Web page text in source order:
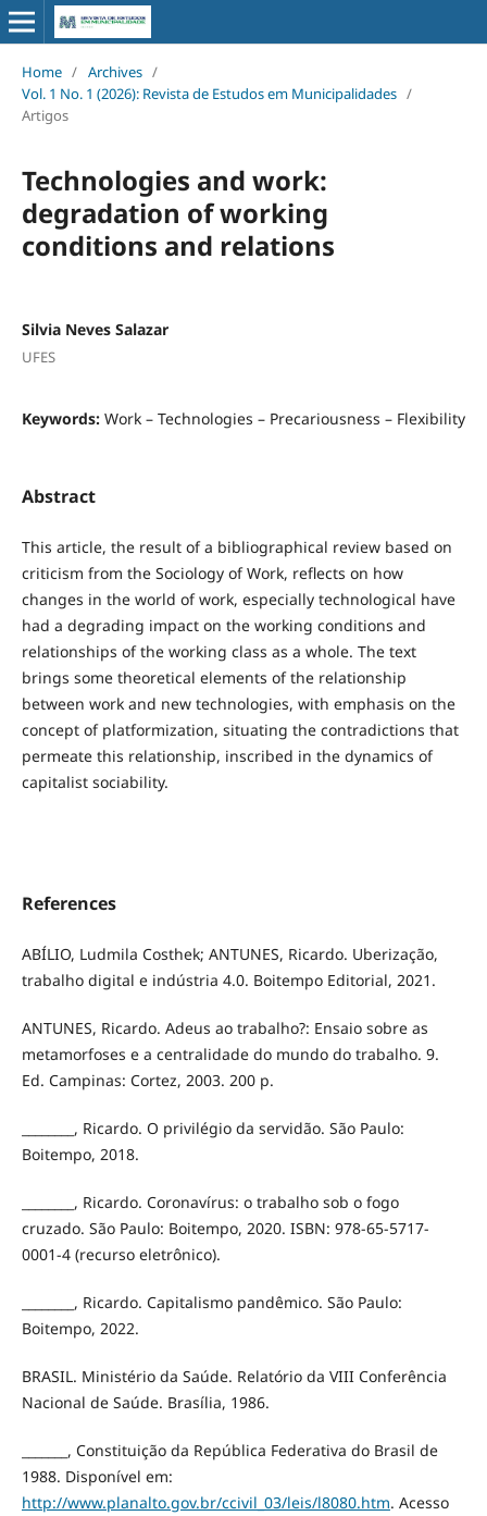
Home / Archives /
Vol. 1 No. 1 (2026): Revista de Estudos em Municipalidades /
Artigos
Technologies and work:
degradation of working
conditions and relations
Silvia Neves Salazar
UFES
Keywords: Work – Technologies – Precariousness – Flexibility
Abstract
This article, the result of a bibliographical review based on
criticism from the Sociology of Work, reflects on how
changes in the world of work, especially technological have
had a degrading impact on the working conditions and
relationships of the working class as a whole. The text
brings some theoretical elements of the relationship
between work and new technologies, with emphasis on the
concept of platformization, situating the contradictions that
permeate this relationship, inscribed in the dynamics of
capitalist sociability.
References
ABÍLIO, Ludmila Costhek; ANTUNES, Ricardo. Uberização,
trabalho digital e indústria 4.0. Boitempo Editorial, 2021.
ANTUNES, Ricardo. Adeus ao trabalho?: Ensaio sobre as
metamorfoses e a centralidade do mundo do trabalho. 9.
Ed. Campinas: Cortez, 2003. 200 p.
________, Ricardo. O privilégio da servidão. São Paulo:
Boitempo, 2018.
________, Ricardo. Coronavírus: o trabalho sob o fogo
cruzado. São Paulo: Boitempo, 2020. ISBN: 978-65-5717-
0001-4 (recurso eletrônico).
________, Ricardo. Capitalismo pandêmico. São Paulo:
Boitempo, 2022.
BRASIL. Ministério da Saúde. Relatório da VIII Conferência
Nacional de Saúde. Brasília, 1986.
_______, Constituição da República Federativa do Brasil de
1988. Disponível em:
http://www.planalto.gov.br/ccivil_03/leis/l8080.htm. Acesso